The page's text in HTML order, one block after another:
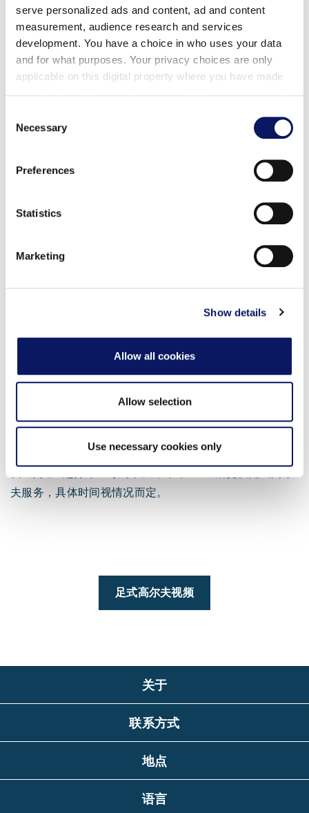
serve personalized ads and content, ad and content
measurement, audience research and services
development. You have a choice in who uses your data
and for what purposes. Your privacy choices are only
applicable on this digital property where you have made
the Privacy trigger icon.
Find out more about how your personal data is processed
and set your preferences in the
We use cookies to personalise content and ads, to
provide social media features and to analyse our traffic.
our social media, advertising and analytics partners who
provided to them or that they’ve collected from your use
Selection
Necessary
Preferences
Statistics
Marketing
Show details
Allow all cookies
Allow selection
Use necessary cookies only
足式高尔夫是一项精密运动，是流行的足球和高尔夫
运动的结合，但与高尔夫的关系更为密切。
球员在高尔夫球场设施中，用直径 21 英寸的球杯，在
和高尔夫球场的特点有助于提高比赛的挑战性。
任何人都可以参加，因为除了会踢球之外，只需要具备最
低限度的经验。这是一个呼吸新鲜空气、锻炼身体、与同
事或爱人共度美好时光的好方法，同时还能享受一些欢乐
和友好的竞争！在 18 个球洞中漫步时，佛罗里达州中部最
保护区计划的一部分，该计划努力在经济发展与维护和恢
复野生动物栖息地之间取得健康的平衡，让它们能够在这
如需预订或了解更多详情，请致电
租用我们的足球。您可以单人打球，也可以带上您的朋
夫服务，具体时间视情况而定。
足式高尔夫视频
关于
联系方式
地点
语言